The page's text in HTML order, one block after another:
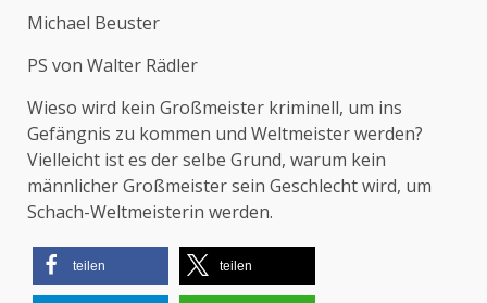
Michael Beuster
PS von Walter Rädler
Wieso wird kein Großmeister kriminell, um ins
Gefängnis zu kommen und Weltmeister werden?
Vielleicht ist es der selbe Grund, warum kein
männlicher Großmeister sein Geschlecht wird, um
Schach-Weltmeisterin werden.
teilen teilen